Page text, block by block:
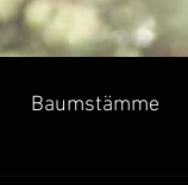
Baumstämme